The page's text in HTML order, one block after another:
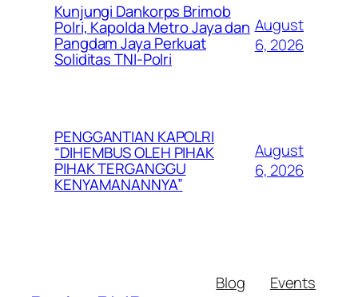
Kunjungi Dankorps Brimob
Polri, Kapolda Metro Jaya dan
Pangdam Jaya Perkuat
Soliditas TNI-Polri
August
6, 2026
PENGGANTIAN KAPOLRI
“DIHEMBUS OLEH PIHAK
PIHAK TERGANGGU
KENYAMANANNYA”
August
6, 2026
Blog
Events